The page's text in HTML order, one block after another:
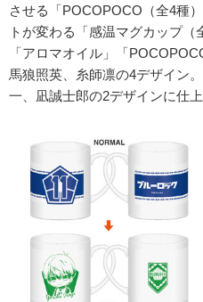
させる「POCOPOCO（全4種
トが変わる「感温マグカップ（
「アロマオイル」「
馬狼照英、糸師凛の4デザイン
一、凪誠士郎の2デザインに仕上